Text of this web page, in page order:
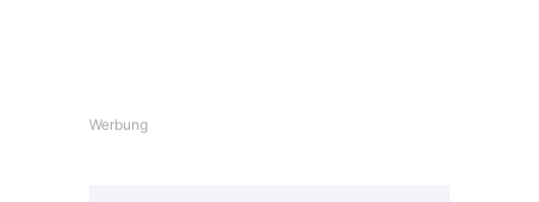
Werbung